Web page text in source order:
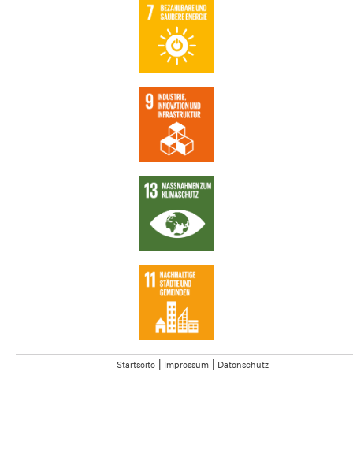
Startseite| Impressum| Datenschutz